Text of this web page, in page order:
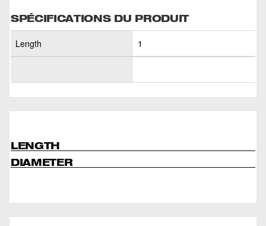
SPÉCIFICATIONS DU PRODUIT
Length 1
LENGTH
DIAMETER